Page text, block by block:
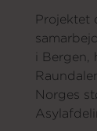
Projektet
i
Norges